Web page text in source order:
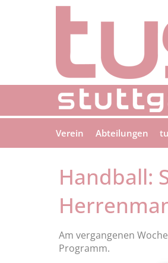
Verein Abteilungen
Handball:
Am vergangenen
Programm.